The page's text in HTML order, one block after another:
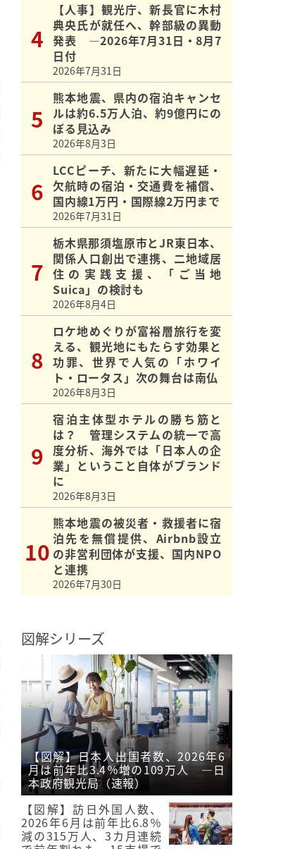
【人事】観光庁、新長官に木村
典央氏が就任へ、幹部級の異動
発表 ―2026年7月31日・8月7
日付
2026年7月31日
熊本地震、県内の宿泊キャンセ
ルは約6.5万人泊、約9億円にの
ぼる見込み
2026年8月3日
LCCピーチ、新たに大幅遅延・
欠航時の宿泊・交通費を補償、
国内線1万円・国際線2万円まで
2026年7月31日
栃木県那須塩原市とJR東日本、
関係人口創出で連携、二地域居
住の実践支援、「ご当地
Suica」の検討も
2026年8月4日
ロケ地めぐりが富裕層旅行を変
える、観光地にもたらす効果と
功罪、世界で人気の「ホワイ
ト・ロータス」次の舞台は南仏
2026年8月3日
宿泊主体型ホテルの勝ち筋と
は？ 管理システムの統一で高
度分析、海外では「日本人の企
業」ということ自体がブランド
に
2026年8月3日
熊本地震の被災者・救援者に宿
泊先を無償提供、Airbnb設立
の非営利団体が支援、国内NPO
と連携
2026年7月30日
図解シリーズ
【図解】日本人出国者数、2026年6
月は前年比3.4％増の109万人 ―日
本政府観光局（速報）
【図解】訪日外国人数、
2026年6月は前年比6.8％
減の315万人、3カ月連続